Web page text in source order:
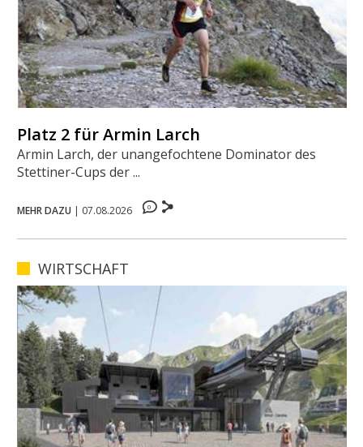
Platz 2 für Armin Larch
Armin Larch, der unangefochtene Dominator des
Stettiner-Cups der ...
MEHR DAZU | 07.08.2026 0
WIRTSCHAFT